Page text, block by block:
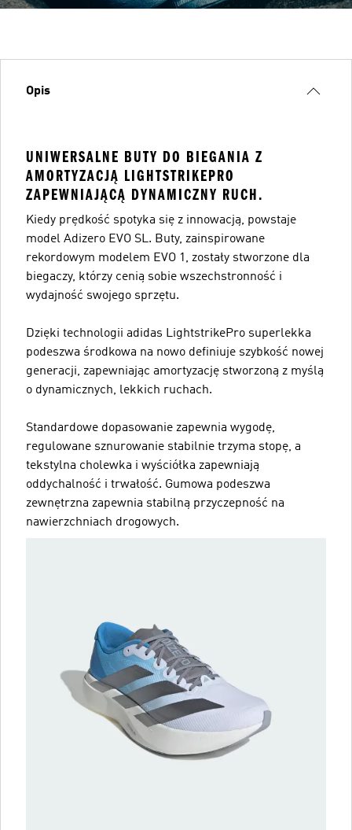
Opis
UNIWERSALNE BUTY DO BIEGANIA Z
AMORTYZACJĄ LIGHTSTRIKEPRO
ZAPEWNIAJĄCĄ DYNAMICZNY RUCH.
Kiedy prędkość spotyka się z innowacją, powstaje
model Adizero EVO SL. Buty, zainspirowane
rekordowym modelem EVO 1, zostały stworzone dla
biegaczy, którzy cenią sobie wszechstronność i
wydajność swojego sprzętu.
Dzięki technologii adidas LightstrikePro superlekka
podeszwa środkowa na nowo definiuje szybkość nowej
generacji, zapewniając amortyzację stworzoną z myślą
o dynamicznych, lekkich ruchach.
Standardowe dopasowanie zapewnia wygodę,
regulowane sznurowanie stabilnie trzyma stopę, a
tekstylna cholewka i wyściółka zapewniają
oddychalność i trwałość. Gumowa podeszwa
zewnętrzna zapewnia stabilną przyczepność na
nawierzchniach drogowych.